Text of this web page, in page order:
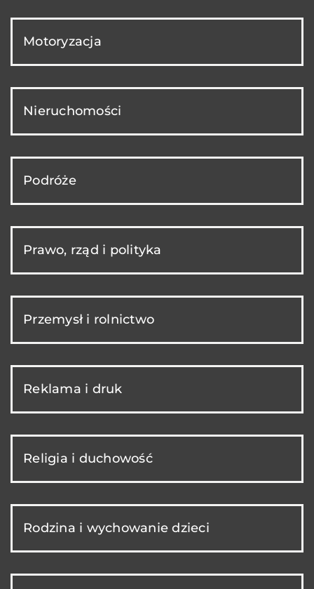
Motoryzacja
Nieruchomości
Podróże
Prawo, rząd i polityka
Przemysł i rolnictwo
Reklama i druk
Religia i duchowość
Rodzina i wychowanie dzieci